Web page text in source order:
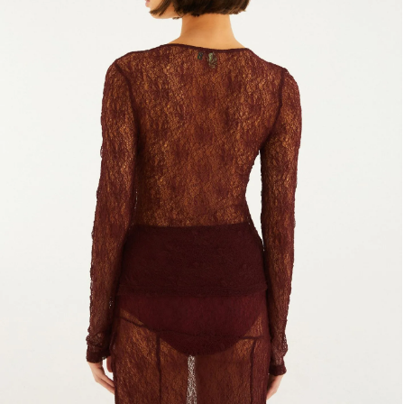
Frescobol
Lancheira
Lenço
Mala
Meia
Necessaire
Óculos de sol